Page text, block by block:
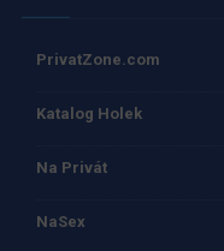
PrivatZone.com
Katalog Holek
Na Privát
NaSex